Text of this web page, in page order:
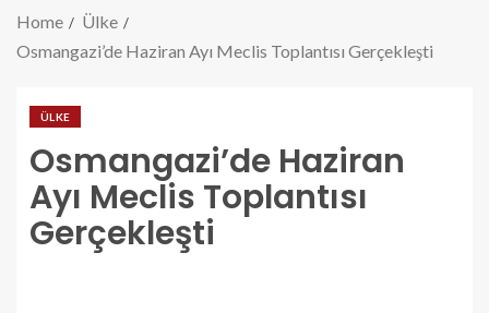
Home
Ülke
Osmangazi’de Haziran Ayı Meclis Toplantısı Gerçekleşti
ÜLKE
Osmangazi’de Haziran
Ayı Meclis Toplantısı
Gerçekleşti